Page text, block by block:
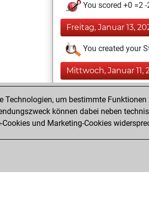
You scored +0 =2
Freitag, Januar 13,
You created your
Mittwoch, Januar 11,
You achieved a
You created your
Technologien, um bestimmte
können dabei neben
und Marketing-Cookies